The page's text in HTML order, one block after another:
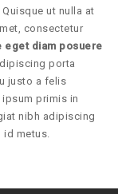
ut nulla at
consectetur
eget diam posuere
porta
justo a felis
primis in
nibh adipiscing
id metus.